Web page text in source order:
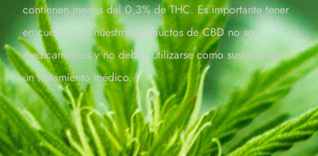
contienen menos del 0,3% de THC. Es importante tener
en cuenta que nuestros productos de CBD no son
medicamentos y no deben utilizarse como sustituto de
un tratamiento médico.